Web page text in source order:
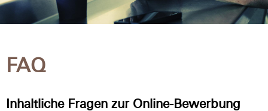
FAQ
Inhaltliche Fragen zur Online-Bewerbung